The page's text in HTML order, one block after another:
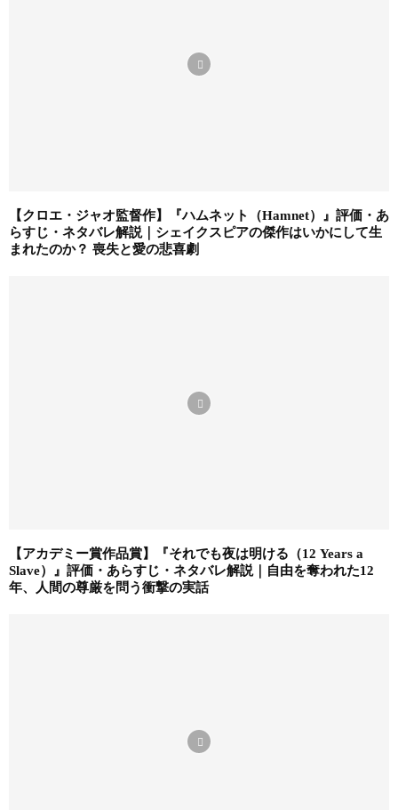
【クロエ・ジャオ監督作】『ハムネット（Hamnet）』評価・あ
らすじ・ネタバレ解説｜シェイクスピアの傑作はいかにして生
まれたのか？ 喪失と愛の悲喜劇
【アカデミー賞作品賞】『それでも夜は明ける（12 Years a
Slave）』評価・あらすじ・ネタバレ解説｜自由を奪われた12
年、人間の尊厳を問う衝撃の実話